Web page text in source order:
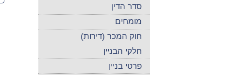
סדר הדין
מומחים
חוק המכר (דירות)
חלקי הבניין
פרטי בניין